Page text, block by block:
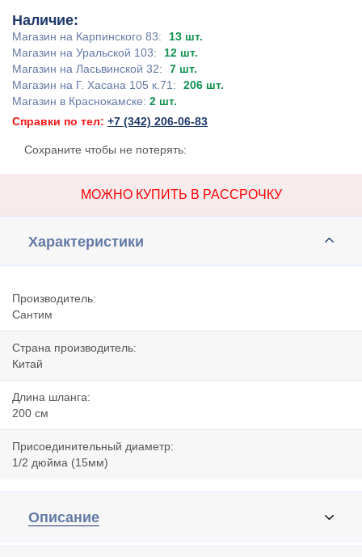
Наличие:
Магазин на Карпинского 83:
13 шт.
Магазин на Уральской 103:
12 шт.
Магазин на Ласьвинской 32:
7 шт.
Магазин на Г. Хасана 105 к.71:
206 шт.
Магазин в Краснокамске: 2 шт.
Справки по тел: +7 (342) 206-06-83
Сохраните чтобы не потерять:
МОЖНО КУПИТЬ В РАССРОЧКУ
Характеристики
Производитель:
Сантим
Страна производитель:
Китай
Длина шланга:
200 cм
Присоединительный диаметр:
1/2 дюйма (15мм)
Описание